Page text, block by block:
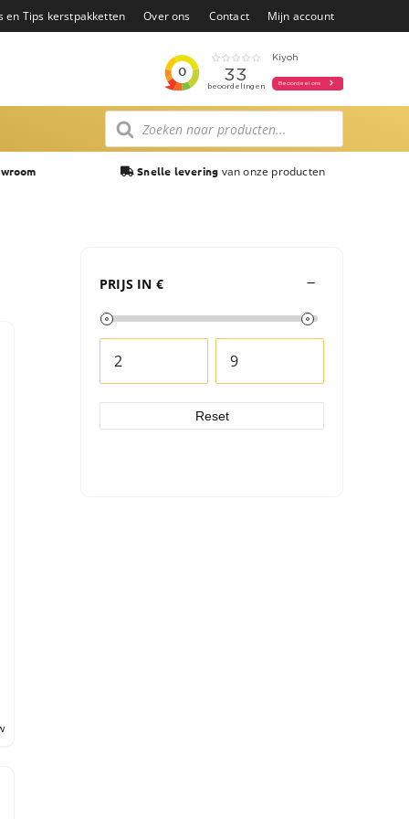
en Tips kerstpakketten Over ons Contact Mijn account
Producten
zoeken
Snelle levering van onze producten
PRIJS IN €
Reset